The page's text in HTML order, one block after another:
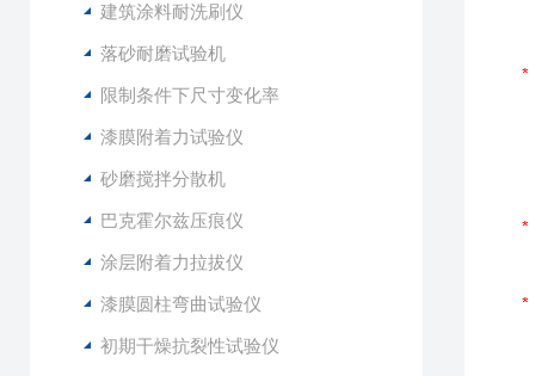
建筑涂料耐洗刷仪
落砂耐磨试验机
限制条件下尺寸变化率
漆膜附着力试验仪
砂磨搅拌分散机
巴克霍尔兹压痕仪
涂层附着力拉拔仪
漆膜圆柱弯曲试验仪
初期干燥抗裂性试验仪